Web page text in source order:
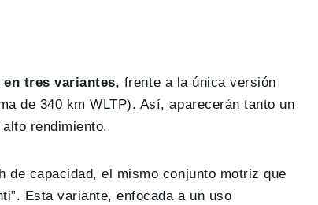
en tres variantes, frente a la única versión
de 340 km WLTP). Así, aparecerán tanto un
rendimiento.
de capacidad, el mismo conjunto motriz que
Esta variante, enfocada a un uso